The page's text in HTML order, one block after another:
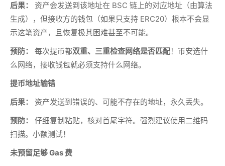
后果：
资产会发送到该地址在 BSC 链上的对应地址（由算法
生成），但接收方的钱包（如果只支持 ERC20）根本不会显
示这笔资产，且恢复极其困难甚至不可能。
预防：
每次提币都双重、三重检查网络是否匹配！币安选什
么网络，接收钱包就必须支持什么网络。
提币地址输错
后果：
资产发送到错误的、可能不存在的地址，永久丢失。
预防：
仔细复制粘贴，核对首尾字符。强烈建议使用二维码
扫描。小额测试！
未预留足够 Gas 费